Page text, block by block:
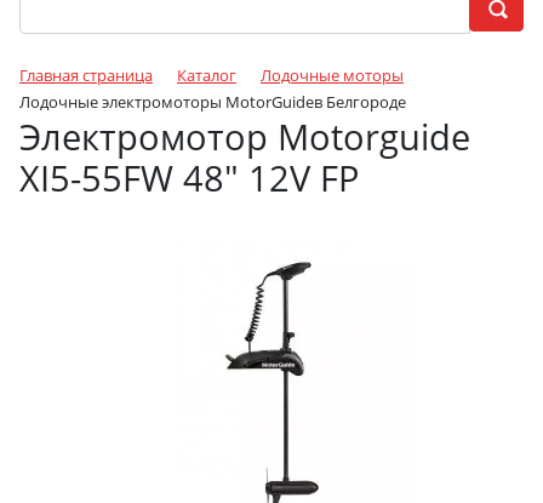
Главная страница Каталог
Лодочные моторы
Лодочные электромоторы MotorGuideв Белгороде
Электромотор Motorguide
XI5-55FW 48" 12V FP